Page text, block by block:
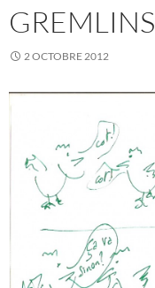
GREMLINS
2 OCTOBRE 2012